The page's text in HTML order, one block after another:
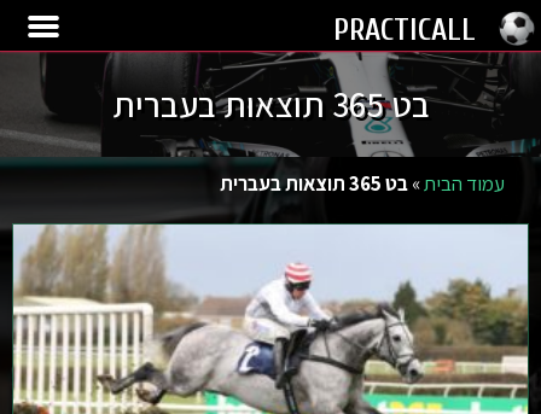
PRACTICALL
בט 365 תוצאות בעברית
עמוד הבית»בט 365 תוצאות בעברית